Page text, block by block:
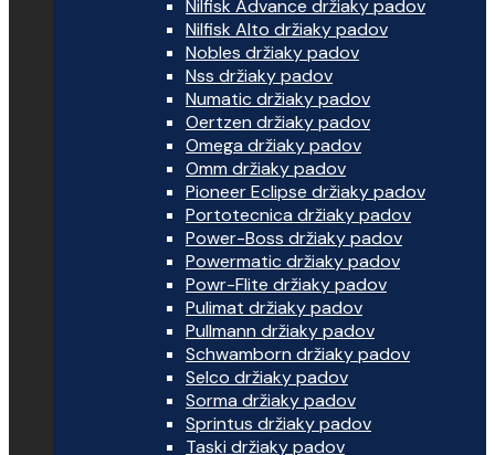
Nilfisk Advance držiaky padov
Nilfisk Alto držiaky padov
Nobles držiaky padov
Nss držiaky padov
Numatic držiaky padov
Oertzen držiaky padov
Omega držiaky padov
Omm držiaky padov
Pioneer Eclipse držiaky padov
Portotecnica držiaky padov
Power-Boss držiaky padov
Powermatic držiaky padov
Powr-Flite držiaky padov
Pulimat držiaky padov
Pullmann držiaky padov
Schwamborn držiaky padov
Selco držiaky padov
Sorma držiaky padov
Sprintus držiaky padov
Taski držiaky padov